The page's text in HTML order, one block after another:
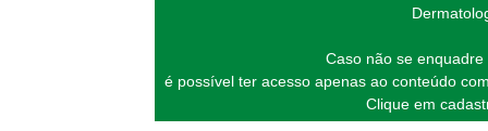
Caso não se
é possível ter acesso apenas ao conteúdo
Clique em